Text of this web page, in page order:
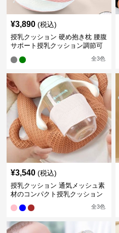
¥3,890 (税込)
授乳クッション 硬め抱き枕 腰腹
サポート授乳クッション調節可
全3色
¥3,540 (税込)
授乳クッション 通気メッシュ素
材のコンパクト授乳クッション
全3色